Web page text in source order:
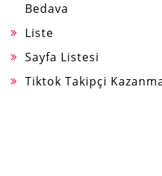
Bedava
Liste
Sayfa Listesi
Tiktok Takipçi